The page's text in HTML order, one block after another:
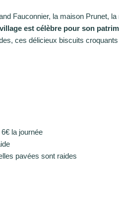
Fauconnier, la maison Prunet,
est célèbre pour son
ces délicieux biscuits
la journée
pavées sont raides